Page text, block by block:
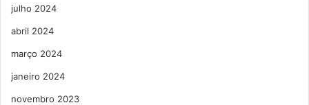
julho 2024
abril 2024
março 2024
janeiro 2024
novembro 2023